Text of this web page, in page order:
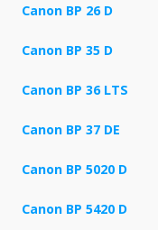
Canon BP 26 D
Canon BP 35 D
Canon BP 36 LTS
Canon BP 37 DE
Canon BP 5020 D
Canon BP 5420 D